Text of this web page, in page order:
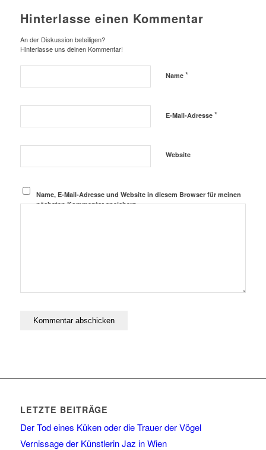
Hinterlasse einen Kommentar
An der Diskussion beteiligen?
Hinterlasse uns deinen Kommentar!
Name *
E-Mail-Adresse *
Website
Name, E-Mail-Adresse und Website in diesem Browser für meinen
nächsten Kommentar speichern.
LETZTE BEITRÄGE
Der Tod eines Küken oder die Trauer der Vögel
Vernissage der Künstlerin Jaz in Wien